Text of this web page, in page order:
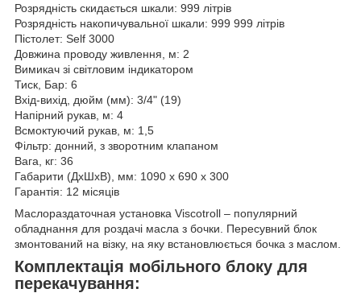
Розрядність скидається шкали: 999 літрів
Розрядність накопичувальної шкали: 999 999 літрів
Пістолет: Self 3000
Довжина проводу живлення, м: 2
Вимикач зі світловим індикатором
Тиск, Бар: 6
Вхід-вихід, дюйм (мм): 3/4" (19)
Напірний рукав, м: 4
Всмоктуючий рукав, м: 1,5
Фільтр: донний, з зворотним клапаном
Вага, кг: 36
Габарити (ДхШхВ), мм: 1090 х 690 х 300
Гарантія: 12 місяців
Маслораздаточная установка Viscotroll – популярний
обладнання для роздачі масла з бочки. Пересувний блок
змонтований на візку, на яку встановлюється бочка з маслом.
Комплектація мобільного блоку для
перекачування: